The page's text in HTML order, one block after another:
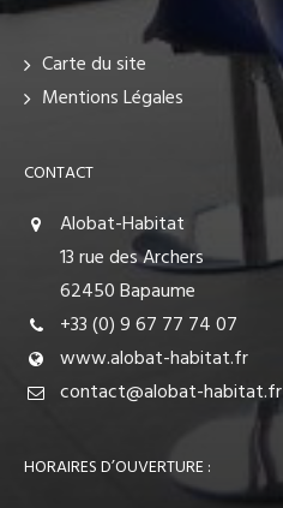
Carte du site
Mentions Légales
CONTACT
Alobat-Habitat
13 rue des Archers
62450 Bapaume
+33 (0) 9 67 77 74 07
www.alobat-habitat.fr
contact@alobat-habitat.fr
HORAIRES D’OUVERTURE :